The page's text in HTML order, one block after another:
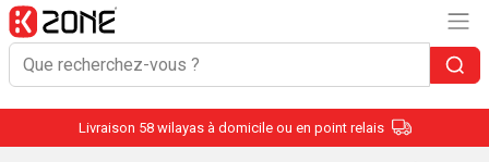
Livraison 58 wilayas à domicile ou en point relais